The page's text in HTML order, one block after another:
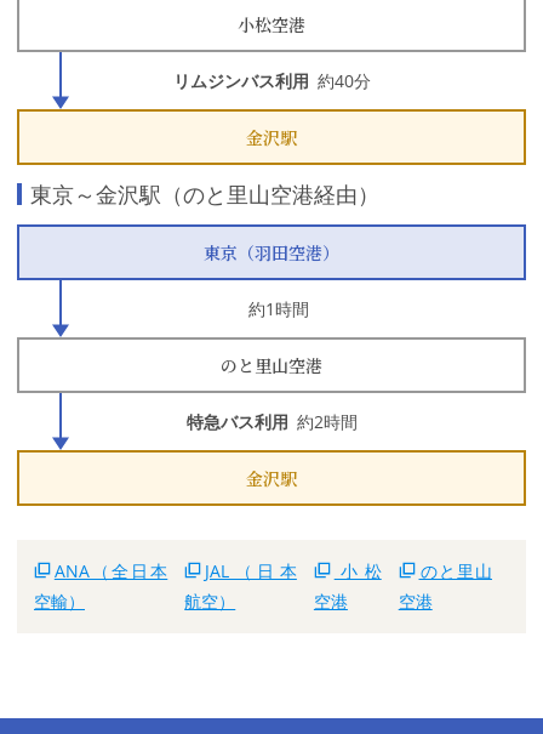
小松空港
リムジンバス利用 約40分
金沢駅
東京～金沢駅（のと里山空港経由）
東京（羽田空港）
約1時間
のと里山空港
特急バス利用 約2時間
金沢駅
ANA（全日本
空輸）
JAL（日本
航空）
小松
空港
のと里山
空港